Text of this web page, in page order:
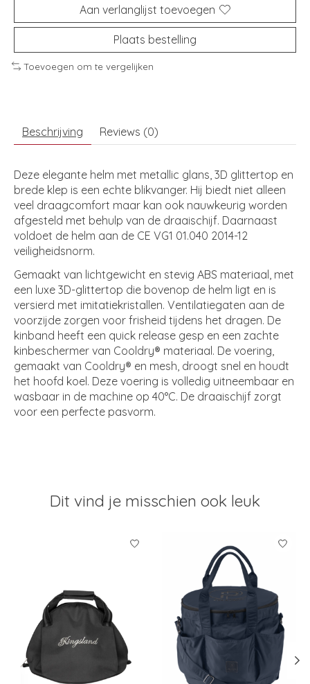
Aan verlanglijst toevoegen
Plaats bestelling
Toevoegen om te vergelijken
Beschrijving Reviews (0)
Deze elegante helm met metallic glans, 3D glittertop en
brede klep is een echte blikvanger. Hij biedt niet alleen
veel draagcomfort maar kan ook nauwkeurig worden
afgesteld met behulp van de draaischijf. Daarnaast
voldoet de helm aan de CE VG1 01.040 2014-12
veiligheidsnorm.
Gemaakt van lichtgewicht en stevig ABS materiaal, met
een luxe 3D-glittertop die bovenop de helm ligt en is
versierd met imitatiekristallen. Ventilatiegaten aan de
voorzijde zorgen voor frisheid tijdens het dragen. De
kinband heeft een quick release gesp en een zachte
kinbeschermer van Cooldry® materiaal. De voering,
gemaakt van Cooldry® en mesh, droogt snel en houdt
het hoofd koel. Deze voering is volledig uitneembaar en
wasbaar in de machine op 40°C. De draaischijf zorgt
voor een perfecte pasvorm.
Dit vind je misschien ook leuk
Items van productcarrousel